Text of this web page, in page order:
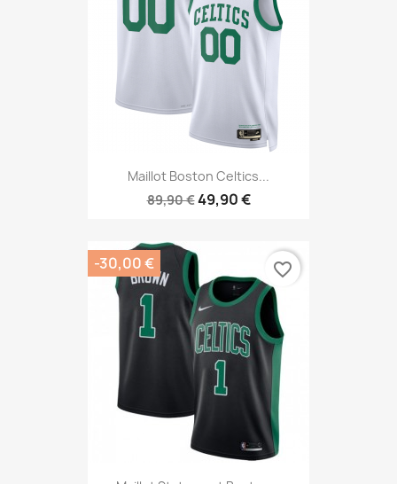
Maillot Boston Celtics...
89,90 €49,90 €
-30,00 € favorite_border